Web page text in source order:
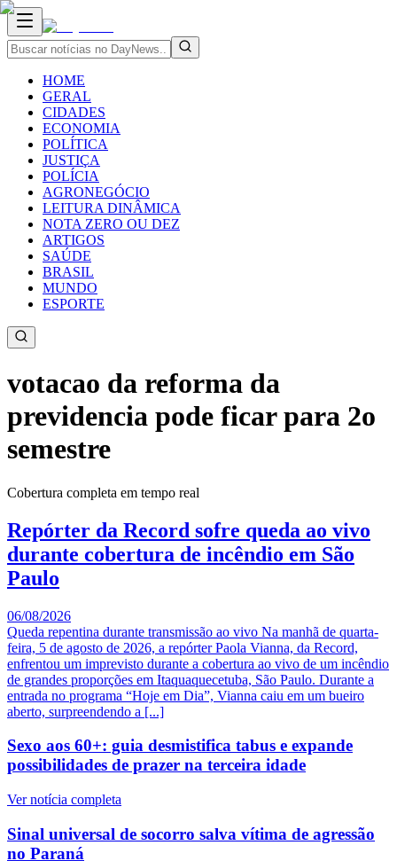
HOME
GERAL
CIDADES
ECONOMIA
POLÍTICA
JUSTIÇA
POLÍCIA
AGRONEGÓCIO
LEITURA DINÂMICA
NOTA ZERO OU DEZ
ARTIGOS
SAÚDE
BRASIL
MUNDO
ESPORTE
votacao da reforma da
previdencia pode ficar para 2o
semestre
Cobertura completa em tempo real
Repórter da Record sofre queda ao vivo
durante cobertura de incêndio em São
Paulo
06/08/2026
Queda repentina durante transmissão ao vivo Na manhã de quarta-
feira, 5 de agosto de 2026, a repórter Paola Vianna, da Record,
enfrentou um imprevisto durante a cobertura ao vivo de um incêndio
de grandes proporções em Itaquaquecetuba, São Paulo. Durante a
entrada no programa “Hoje em Dia”, Vianna caiu em um bueiro
aberto, surpreendendo a [...]
Sexo aos 60+: guia desmistifica tabus e expande
possibilidades de prazer na terceira idade
Ver notícia completa
Sinal universal de socorro salva vítima de agressão
no Paraná